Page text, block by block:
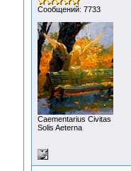
Сообщений: 7733
Сaementarius Civitas
Solis Aeterna